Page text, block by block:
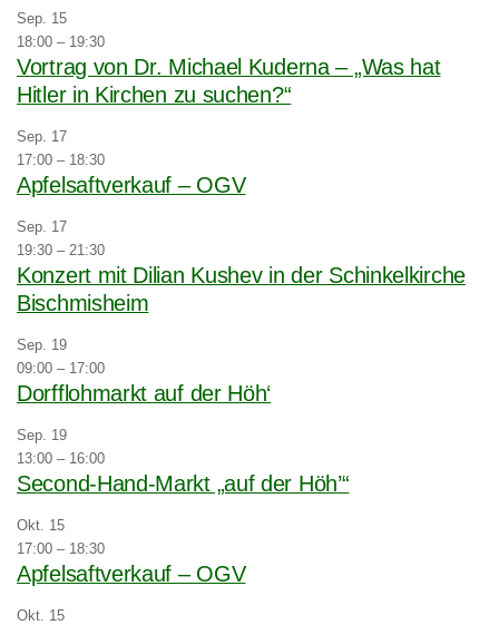
Sep. 15
18:00 – 19:30
Vortrag von Dr. Michael Kuderna – „Was hat
Hitler in Kirchen zu suchen?“
Sep. 17
17:00 – 18:30
Apfelsaftverkauf – OGV
Sep. 17
19:30 – 21:30
Konzert mit Dilian Kushev in der Schinkelkirche
Bischmisheim
Sep. 19
09:00 – 17:00
Dorfflohmarkt auf der Höh‘
Sep. 19
13:00 – 16:00
Second-Hand-Markt „auf der Höh’“
Okt. 15
17:00 – 18:30
Apfelsaftverkauf – OGV
Okt. 15